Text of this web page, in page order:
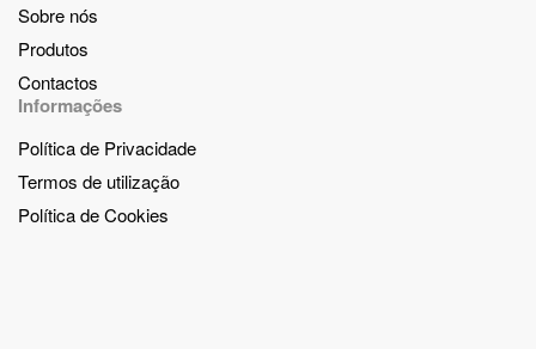
Sobre nós
Produtos
Contactos
Informações
Política de Privacidade
Termos de utilização
Política de Cookies